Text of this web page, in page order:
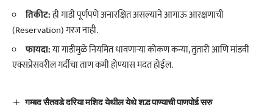
तिकीट:ही गाडी पूर्णपणे अनारक्षित असल्याने आगाऊ आरक्षणाची
(Reservation) गरज नाही.
फायदा:या गाडीमुळे नियमित धावणाऱ्या कोकण कन्या, तुतारी आणि मांडवी
एक्सप्रेसवरील गर्दीचा ताण कमी होण्यास मदत होईल.
गुम्बद सैतवडे दरिया मशिद येथील येथे शुद्ध पाण्याची पाणपोई सुरु